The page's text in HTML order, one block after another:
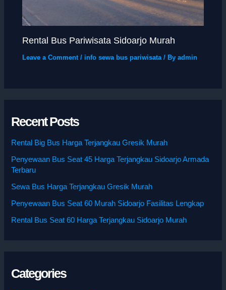
Rental Bus Pariwisata Sidoarjo Murah
Leave a Comment / info sewa bus pariwisata / Byadmin
Recent Posts
Rental Big Bus Harga Terjangkau Gresik Murah
Penyewaan Bus Seat 45 Harga Terjangkau Sidoarjo Armada
Terbaru
Sewa Bus Harga Terjangkau Gresik Murah
Penyewaan Bus Seat 60 Murah Sidoarjo Fasilitas Lengkap
Rental Bus Seat 60 Harga Terjangkau Sidoarjo Murah
Categories